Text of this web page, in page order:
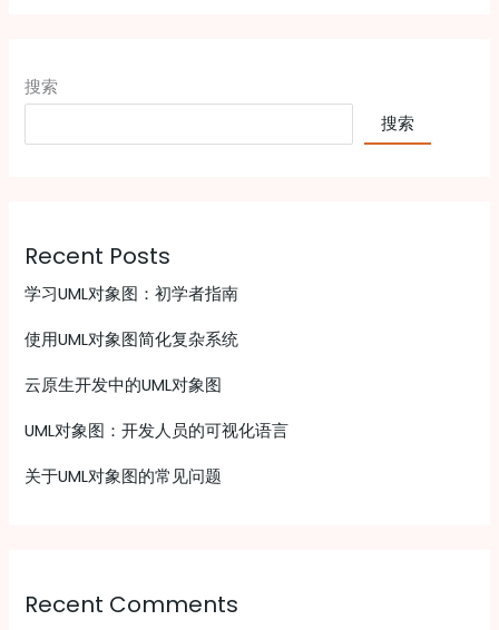
搜索
搜索
Recent Posts
学习UML对象图：初学者指南
使用UML对象图简化复杂系统
云原生开发中的UML对象图
UML对象图：开发人员的可视化语言
关于UML对象图的常见问题
Recent Comments